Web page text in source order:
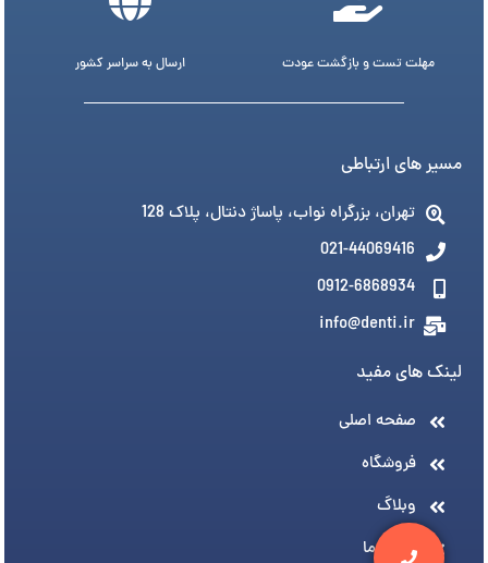
مهلت تست و بازگشت عودت ارسال به سراسر کشور
مسیر های ارتباطی
تهران، بزرگراه نواب، پاساژ دنتال، پلاک 128
021-44069416
0912-6868934
info@denti.ir
لینک های مفید
صفحه اصلی
فروشگاه
وبلاگ
درباره ما